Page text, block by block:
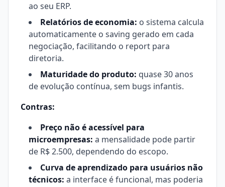
ao seu ERP.
Relatórios de economia: o sistema calcula
automaticamente o saving gerado em cada
negociação, facilitando o report para
diretoria.
Maturidade do produto: quase 30 anos
de evolução contínua, sem bugs infantis.
Contras:
Preço não é acessível para
microempresas: a mensalidade pode partir
de R$ 2.500, dependendo do escopo.
Curva de aprendizado para usuários não
técnicos: a interface é funcional, mas poderia